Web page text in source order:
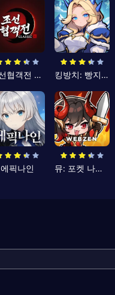
조선협객전 클래식 킹방치: 빵지의 제왕
에픽나인 뮤: 포켓 나이츠